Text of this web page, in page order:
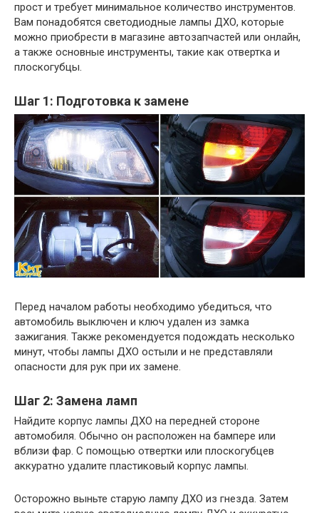
прост и требует минимальное количество инструментов.
Вам понадобятся светодиодные лампы ДХО, которые
можно приобрести в магазине автозапчастей или онлайн,
а также основные инструменты, такие как отвертка и
плоскогубцы.
Шаг 1: Подготовка к замене
Перед началом работы необходимо убедиться, что
автомобиль выключен и ключ удален из замка
зажигания. Также рекомендуется подождать несколько
минут, чтобы лампы ДХО остыли и не представляли
опасности для рук при их замене.
Шаг 2: Замена ламп
Найдите корпус лампы ДХО на передней стороне
автомобиля. Обычно он расположен на бампере или
вблизи фар. С помощью отвертки или плоскогубцев
аккуратно удалите пластиковый корпус лампы.
Осторожно выньте старую лампу ДХО из гнезда. Затем